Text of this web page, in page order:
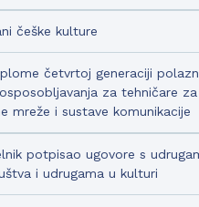
češke kulture
četvrtoj generaciji
za tehničare za
mreže i sustave komunikacije
potpisao ugovore s
i udrugama u kulturi